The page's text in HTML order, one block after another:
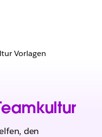
Vorlagen
den